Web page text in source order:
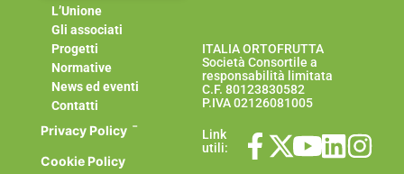
L’Unione
Gli associati
Progetti
Normative
News ed eventi
Contatti
Privacy Policy-
Cookie Policy
Link
utili:
ITALIA ORTOFRUTTA
Società Consortile a
responsabilità limitata
C.F. 80123830582
P.IVA 02126081005